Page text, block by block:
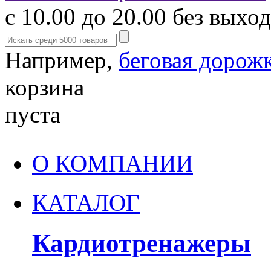
с 10.00 до 20.00 без
Например, беговая
корзина
пуста
О КОМПАНИИ
КАТАЛОГ
Кардиотренажеры